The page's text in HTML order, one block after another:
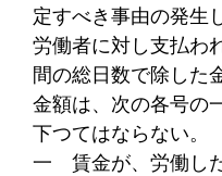
定すべき事由の発生
労働者に対し支払わ
間の総日数で除した
金額は、次の各号の
下つてはならない。
一 賃金が、労働し